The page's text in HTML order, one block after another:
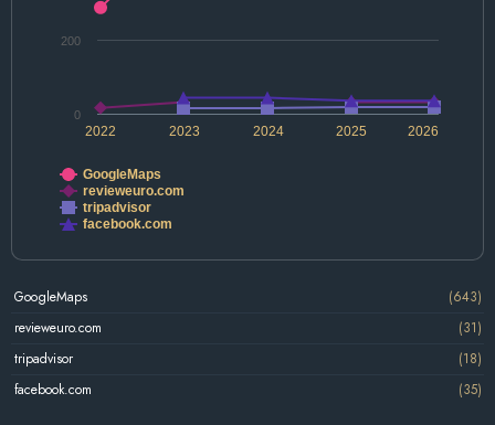
2022 2024 2026
2023 2025
0
200
GoogleMaps
revieweuro.com
tripadvisor
facebook.com
GoogleMaps
(643)
revieweuro.com
(31)
tripadvisor
(18)
facebook.com
(35)